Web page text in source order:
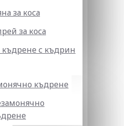
за коса
за коса
с къдрин
къдрене